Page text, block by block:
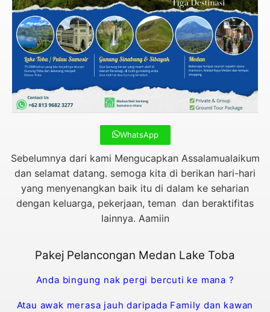
WhatsApp
Sebelumnya dari kami Mengucapkan Assalamualaikum
dan selamat datang. semoga kita di berikan hari-hari
yang menyenangkan baik itu di dalam ke seharian
dengan keluarga, pekerjaan, teman dan beraktifitas
lainnya. Aamiin
Pakej Pelancongan Medan Lake Toba
Anda bingung nak pergi bercuti ke mana ?
Atau awak merasa jauh daripada Family dan kawan